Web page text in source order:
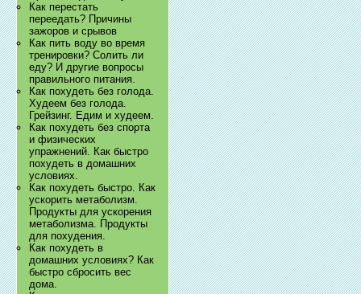
Как перестать
переедать? Причины
зажоров и срывов
Как пить воду во время
тренировки? Солить ли
еду? И другие вопросы
правильного питания.
Как похудеть без голода.
Худеем без голода.
Грейзинг. Едим и худеем.
Как похудеть без спорта
и физических
упражнений. Как быстро
похудеть в домашних
условиях.
Как похудеть быстро. Как
ускорить метаболизм.
Продукты для ускорения
метаболизма. Продукты
для похудения.
Как похудеть в
домашних условиях? Как
быстро сбросить вес
дома.